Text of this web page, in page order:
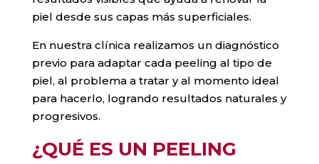
piel desde sus capas más superficiales.
En nuestra clínica realizamos un diagnóstico
previo para adaptar cada peeling al tipo de
piel, al problema a tratar y al momento ideal
para hacerlo, logrando resultados naturales y
progresivos.
¿QUÉ ES UN PEELING